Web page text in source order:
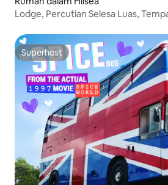
Lodge, Percutian Selesa Luas,
Superhost
Superhost